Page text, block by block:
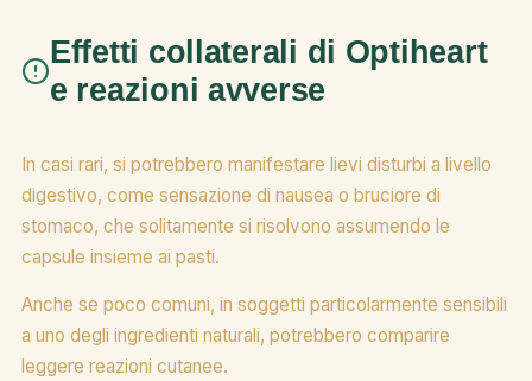
Effetti collaterali di Optiheart
e reazioni avverse
In casi rari, si potrebbero manifestare lievi disturbi a livello
digestivo, come sensazione di nausea o bruciore di
stomaco, che solitamente si risolvono assumendo le
capsule insieme ai pasti.
Anche se poco comuni, in soggetti particolarmente sensibili
a uno degli ingredienti naturali, potrebbero comparire
leggere reazioni cutanee.